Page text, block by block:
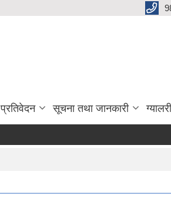
प्रतिवेदन सूचना तथा जानकारी ग्यालरी